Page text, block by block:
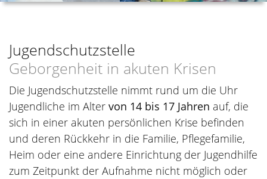
Jugendschutzstelle
Geborgenheit in akuten Krisen
Die Jugendschutzstelle nimmt rund um die Uhr
Jugendliche im Alter von 14 bis 17 Jahren auf, die
sich in einer akuten persönlichen Krise befinden
und deren Rückkehr in die Familie, Pflegefamilie,
Heim oder eine andere Einrichtung der Jugendhilfe
zum Zeitpunkt der Aufnahme nicht möglich oder